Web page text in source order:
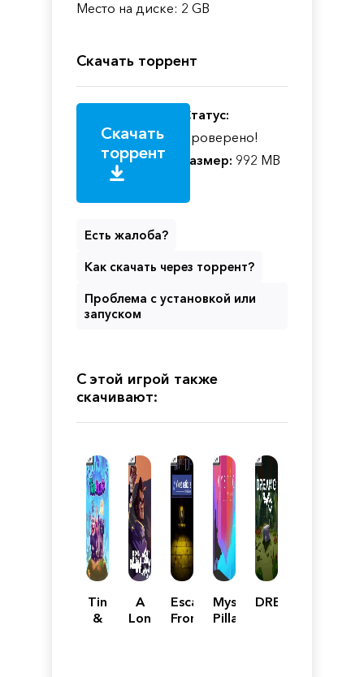
Место на диске: 2 GB
Скачать торрент
Скачать
торрент
Статус:
Проверено!
Размер: 992 MB
Есть жалоба?
Как скачать через торрент?
Проблема с установкой или
запуском
С этой игрой также
скачивают:
Tin
&
A
Long
Escape
From
Mystic
Pillars:
DREAMO